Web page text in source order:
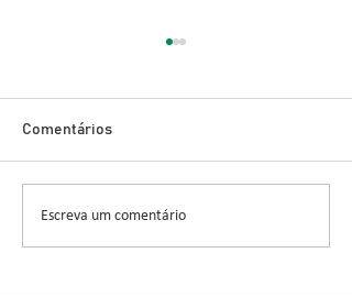
Nova safra de milho:
como mitigar as perdas
Comentários
Escreva um comentário